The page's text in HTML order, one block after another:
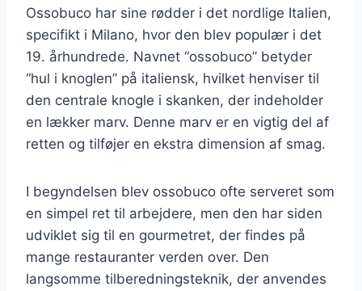
Ossobuco har sine rødder i det nordlige Italien,
specifikt i Milano, hvor den blev populær i det
19. århundrede. Navnet “ossobuco” betyder
“hul i knoglen” på italiensk, hvilket henviser til
den centrale knogle i skanken, der indeholder
en lækker marv. Denne marv er en vigtig del af
retten og tilføjer en ekstra dimension af smag.
I begyndelsen blev ossobuco ofte serveret som
en simpel ret til arbejdere, men den har siden
udviklet sig til en gourmetret, der findes på
mange restauranter verden over. Den
langsomme tilberedningsteknik, der anvendes